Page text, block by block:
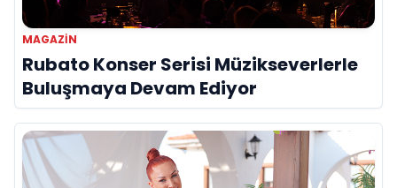
MAGAZIN
Rubato Konser Serisi Müzikseverlerle
Buluşmaya Devam Ediyor